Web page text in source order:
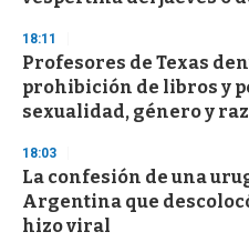
18:11
Profesores de Texas
prohibición de libros y
sexualidad, género y
18:03
La confesión de una
Argentina que
hizo viral